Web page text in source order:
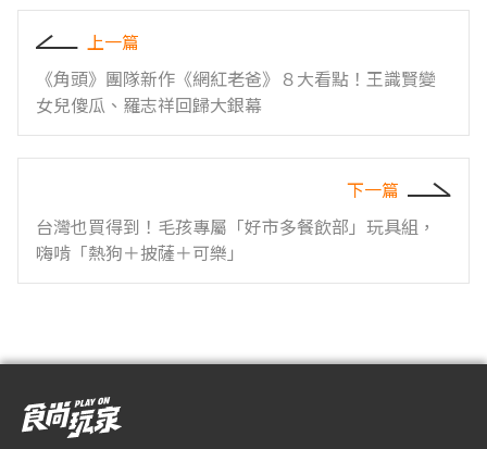
上一篇
《角頭》團隊新作《網紅老爸》８大看點！王識賢變
女兒傻瓜、羅志祥回歸大銀幕
下一篇
台灣也買得到！毛孩專屬「好市多餐飲部」玩具組，
嗨啃「熱狗＋披薩＋可樂」